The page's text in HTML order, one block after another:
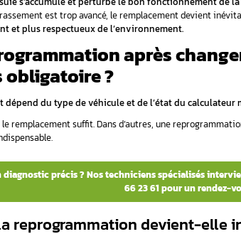
moteur pour optimiser la combustion. Son
normes antipollution.
1.1 Comment fonctionne
Son principe repose sur le recyclage des
d’admission, ce qui abaisse la température de
Résultat ? Moins de NOx et une empreinte
1.2 Quels sont les signes
Plusieurs symptômes doivent vous alerter :
Voyant moteur allumé: Un signal